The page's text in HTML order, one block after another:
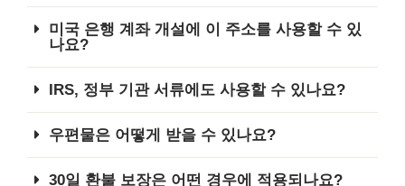
미국 은행 계좌 개설에 이 주소를 사용할 수 있
나요?
IRS, 정부 기관 서류에도 사용할 수 있나요?
우편물은 어떻게 받을 수 있나요?
30일 환불 보장은 어떤 경우에 적용되나요?